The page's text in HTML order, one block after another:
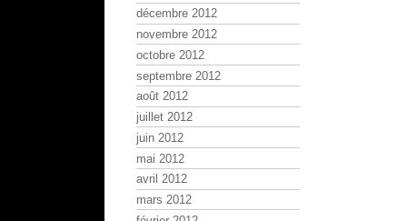
décembre 2012
novembre 2012
octobre 2012
septembre 2012
août 2012
juillet 2012
juin 2012
mai 2012
avril 2012
mars 2012